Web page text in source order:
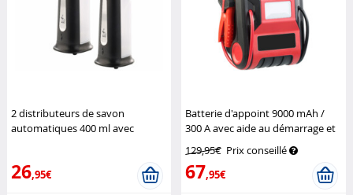
2 distributeurs de savon
automatiques 400 ml avec
26,95€
Batterie d'appoint 9000 mAh /
300 A avec aide au démarrage et
Revolt
129,95€ Prix conseillé
67,95€